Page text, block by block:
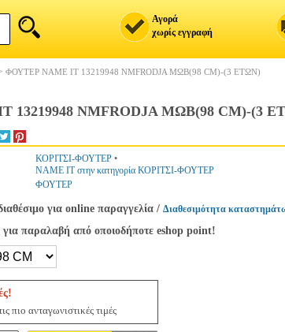
Αγορά
χωρίς εγγραφή
ΦΟΥΤΕΡ NAME IT 13219948 NMFRODJA ΜΩΒ(98 CM)-(3 ΕΤΩΝ)
13219948 NMFRODJA ΜΩΒ(98 CM)-(3
ΚΟΡΙΤΣΙ-ΦΟΥΤΕΡ •
NAME IT στην κατηγορία ΚΟΡΙΤΣΙ-ΦΟΥΤΕΡ
ΦΟΥΤΕΡ
για online παραγγελία / Διαθεσιμότητα
παραλαβή από οποιοδήποτε eshop point!
πιο ανταγωνιστικές τιμές